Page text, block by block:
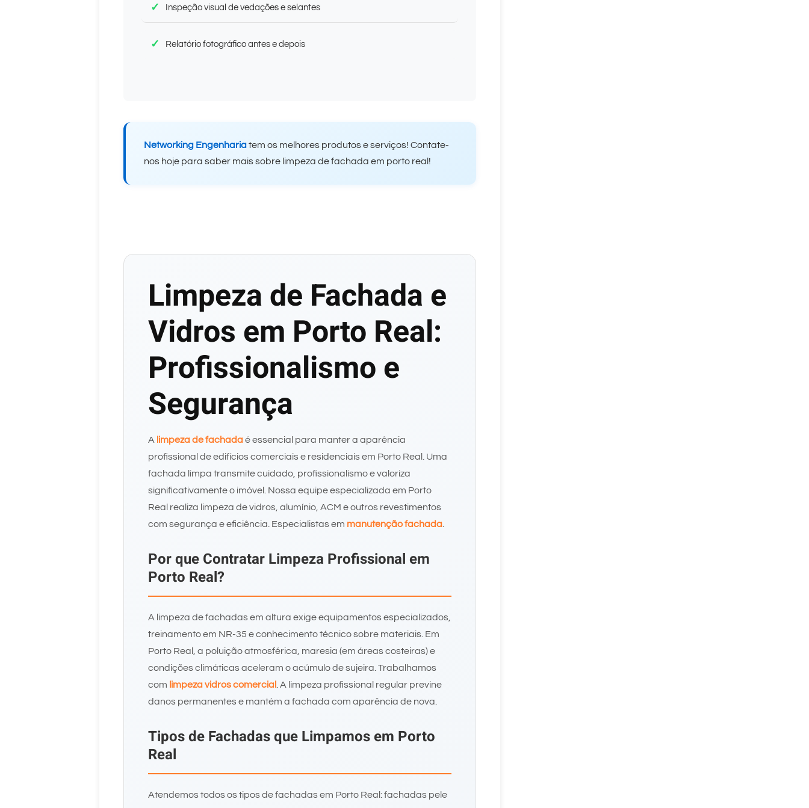
Inspeção visual de vedações e selantes
Relatório fotográfico antes e depois
Networking Engenhariatem os melhores produtos e serviços! Contate-
nos hoje para saber mais sobre limpeza de fachada em porto real!
Limpeza de Fachada e
Vidros em Porto Real:
Profissionalismo e
Segurança
A limpeza de fachadaé essencial para manter a aparência
profissional de edifícios comerciais e residenciais em Porto Real. Uma
fachada limpa transmite cuidado, profissionalismo e valoriza
significativamente o imóvel. Nossa equipe especializada em Porto
Real realiza limpeza de vidros, alumínio, ACM e outros revestimentos
com segurança e eficiência. Especialistas em manutenção fachada
Por que Contratar Limpeza Profissional em
Porto Real?
A limpeza de fachadas em altura exige equipamentos especializados,
treinamento em NR-35 e conhecimento técnico sobre materiais. Em
Porto Real, a poluição atmosférica, maresia (em áreas costeiras) e
condições climáticas aceleram o acúmulo de sujeira. Trabalhamos
com limpeza vidros comercial . A limpeza profissional regular previne
danos permanentes e mantém a fachada com aparência de nova.
Tipos de Fachadas que Limpamos em Porto
Real
Atendemos todos os tipos de fachadas em Porto Real: fachadas pele